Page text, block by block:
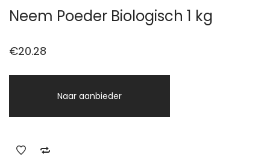
Neem Poeder Biologisch 1 kg
€20.28
Naar aanbieder